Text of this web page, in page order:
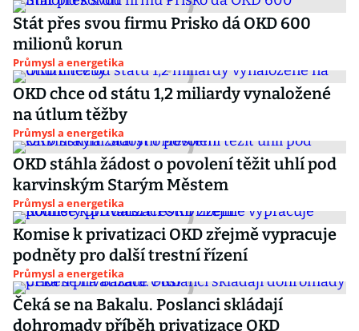
Stát přes svou firmu Prisko dá OKD 600
milionů korun
Průmysl a energetika
OKD chce od státu 1,2 miliardy vynaložené
na útlum těžby
Průmysl a energetika
OKD stáhla žádost o povolení těžit uhlí pod
karvinským Starým Městem
Průmysl a energetika
Komise k privatizaci OKD zřejmě vypracuje
podněty pro další trestní řízení
Průmysl a energetika
Čeká se na Bakalu. Poslanci skládají
dohromady příběh privatizace OKD